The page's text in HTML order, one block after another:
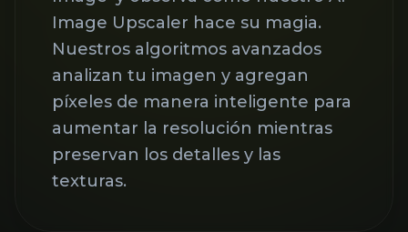
analizan tu imagen y agregan
píxeles de manera inteligente para
aumentar la resolución mientras
preservan los detalles y las
texturas.